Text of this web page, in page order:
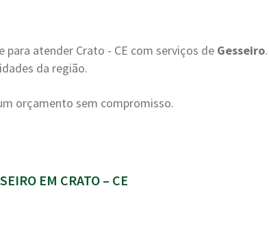
atender Crato - CE com serviços de Gesseiro.
da região.
orçamento sem compromisso.
EM CRATO – CE